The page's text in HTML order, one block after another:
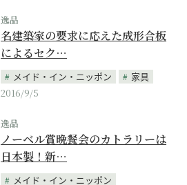
逸品
名建築家の要求に応えた成形合板
によるセク…
メイド・イン・ニッポン
家具
2016/9/5
逸品
ノーベル賞晩餐会のカトラリーは
日本製！新…
メイド・イン・ニッポン